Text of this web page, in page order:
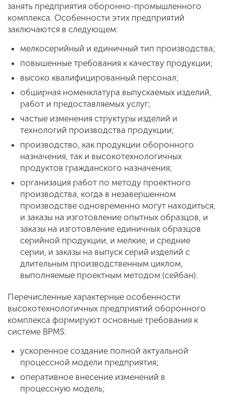
занять предприятия оборонно-промышленного
комплекса. Особенности этих предприятий
заключаются в следующем:
мелкосерийный и единичный тип производства;
повышенные требования к качеству продукции;
высоко квалифицированный персонал;
обширная номенклатура выпускаемых изделий,
работ и предоставляемых услуг;
частые изменения структуры изделий и
технологий производства продукции;
производство, как продукции оборонного
назначения, так и высокотехнологичных
продуктов гражданского назначения;
организация работ по методу проектного
производства, когда в незавершенном
производстве одновременно могут находиться,
и заказы на изготовление опытных образцов, и
заказы на изготовление единичных образцов
серийной продукции, и мелкие, и средние
серии, и заказы на выпуск серий изделий с
длительным производственным циклом,
выполняемые проектным методом (сейбан).
Перечисленные характерные особенности
высокотехнологичных предприятий оборонного
комплекса формируют основные требования к
системе BPMS:
ускоренное создание полной актуальной
процессной модели предприятия;
оперативное внесение изменений в
процессную модель;